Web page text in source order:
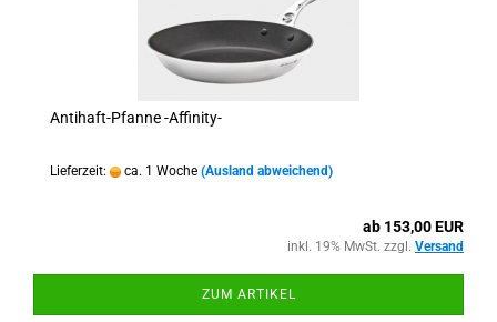
Antihaft-Pfanne -Affinity-
Lieferzeit: ca. 1 Woche (Ausland abweichend)
ab 153,00 EUR
inkl. 19% MwSt. zzgl. Versand
ZUM ARTIKEL